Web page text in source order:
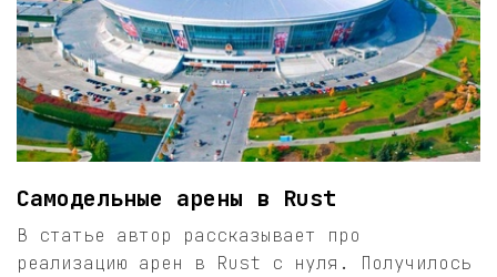
Самодельные арены в Rust
В статье автор рассказывает про
реализацию арен в Rust с нуля. Получилось